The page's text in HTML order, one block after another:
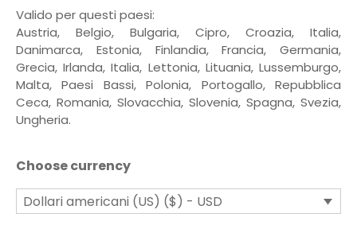
Valido per questi paesi:
Austria, Belgio, Bulgaria, Cipro, Croazia, Italia,
Danimarca, Estonia, Finlandia, Francia, Germania,
Grecia, Irlanda, Italia, Lettonia, Lituania, Lussemburgo,
Malta, Paesi Bassi, Polonia, Portogallo, Repubblica
Ceca, Romania, Slovacchia, Slovenia, Spagna, Svezia,
Ungheria.
Choose currency
Dollari americani (US) ($) - USD